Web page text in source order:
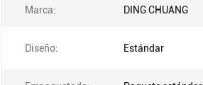
Marca: DING CHUANG
Diseño: Estándar